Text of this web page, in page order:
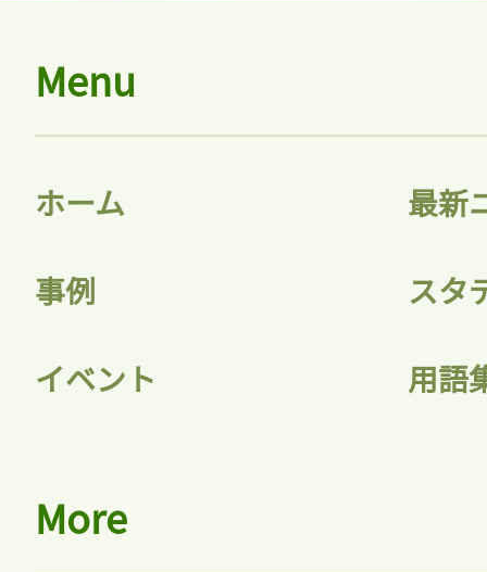
Menu
ホーム 最新
事例 スタ
イベント 用語
More